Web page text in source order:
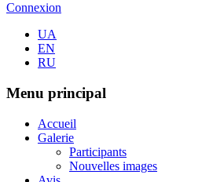
Connexion
UA
EN
RU
Menu principal
Accueil
Galerie
Participants
Nouvelles images